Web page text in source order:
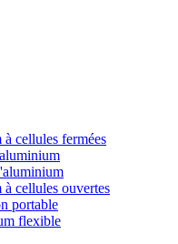
cellules fermées
à cellules ouvertes
portable
flexible